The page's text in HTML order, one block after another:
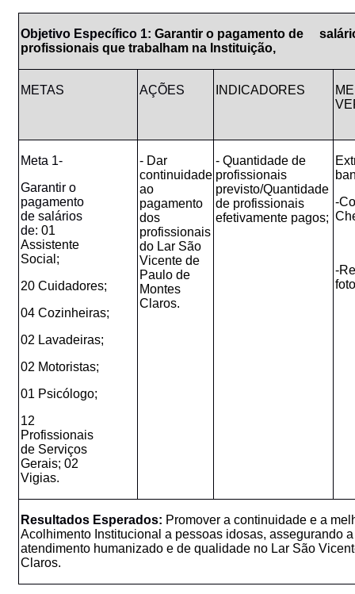
Objetivo Específico 1: Garantir o pagamento de
profissionais que trabalham na Instituição,
METAS AÇÕES INDICADORES
Meta 1-
Garantir o
pagamento
de salários
de: 01
Assistente
Social;
20 Cuidadores;
04 Cozinheiras;
02 Lavadeiras;
02 Motoristas;
01 Psicólogo;
12
Profissionais
de Serviços
Gerais; 02
Vigias.
- Dar
continuidade
ao
pagamento
dos
profissionais
do Lar São
Vicente de
Paulo de
Montes
Claros.
- Quantidade de
profissionais
previsto/Quantidade
de profissionais
efetivamente pagos;
-
-
Resultados Esperados: Promover a continuidade e a
Acolhimento Institucional a pessoas idosas, assegurando
atendimento humanizado e de qualidade no Lar São
Claros.